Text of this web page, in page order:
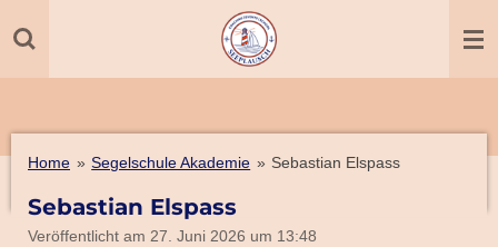
Hauptinhalt
Home » Segelschule Akademie » Sebastian Elspass
Sebastian Elspass
Veröffentlicht am 27. Juni 2026 um 13:48